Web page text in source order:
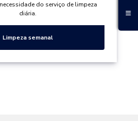
do serviço de limpeza
diária.
Limpeza semanal